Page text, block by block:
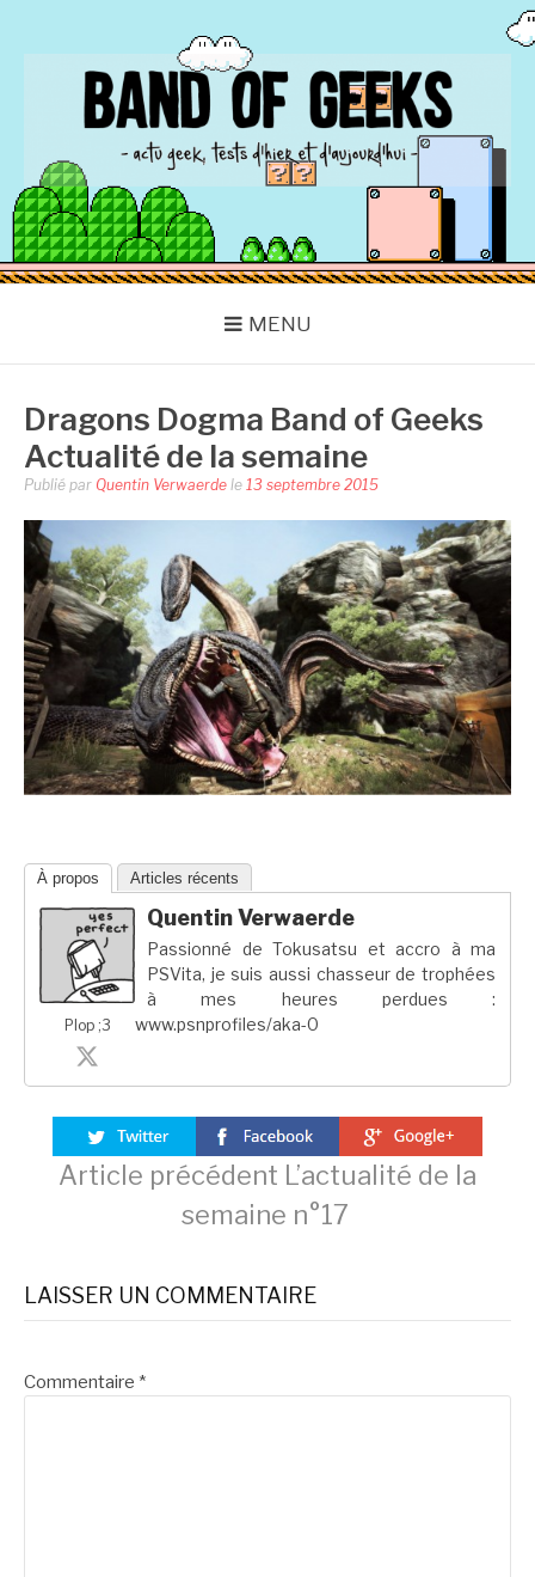
BAND OF GEEKS
Actu Geek d'hier et d'aujourd'hui
MENU
Dragons Dogma Band of Geeks
Actualité de la semaine
Publié par Quentin Verwaerde le 13 septembre 2015
À propos Articles récents
Plop ;3
Quentin Verwaerde
Passionné de Tokusatsu et accro à ma
PSVita, je suis aussi chasseur de trophées
à mes heures perdues :
www.psnprofiles/aka-0
Lire
la
suite
Article précédent L’actualité de la
semaine n°17
LAISSER UN COMMENTAIRE
Commentaire *